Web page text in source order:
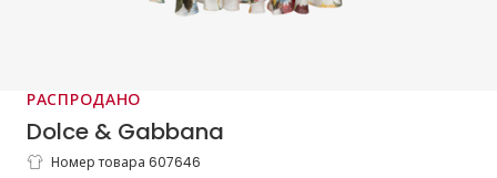
РАСПРОДАНО
Dolce & Gabbana
Girls Colourful Floral Print Organza
Номер товара 607646